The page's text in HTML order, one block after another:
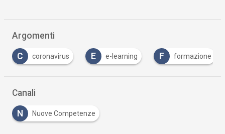
Argomenti
C coronavirus E e-learning F formazione
Canali
N Nuove Competenze